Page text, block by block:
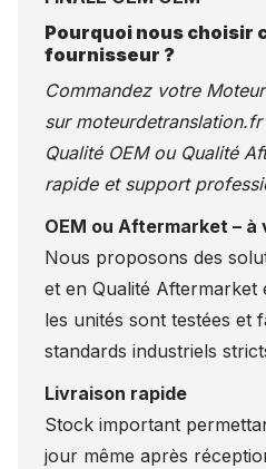
Pourquoi nous choisir
fournisseur ?
Commandez votre
sur moteurdetranslation.fr
Qualité OEM ou Qualité
rapide et support
OEM ou Aftermarket – à
Nous proposons des
et en Qualité Aftermarket
les unités sont testées et
standards industriels
Livraison rapide
Stock important
jour même après